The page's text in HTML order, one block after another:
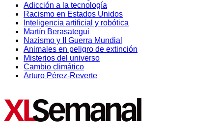
Adicción a la tecnología
Racismo en Estados Unidos
Inteligencia artificial y robótica
Martín Berasategui
Nazismo y II Guerra Mundial
Animales en peligro de extinción
Misterios del universo
Cambio climático
Arturo Pérez-Reverte